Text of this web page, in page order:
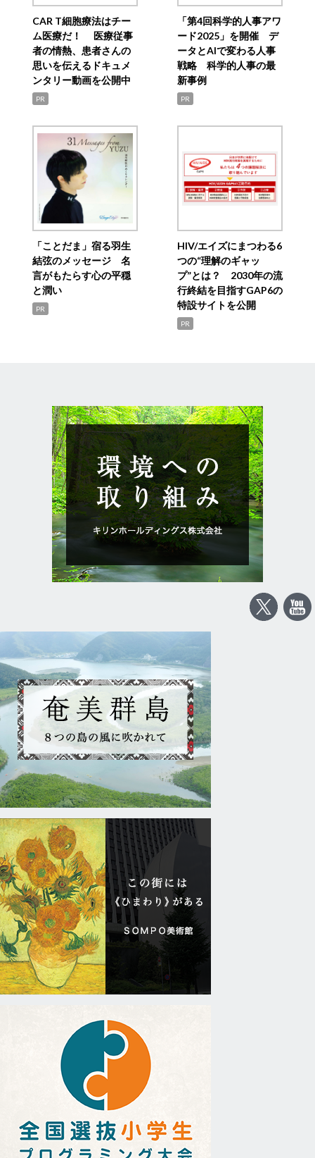
CAR T細胞療法はチー
ム医療だ！ 医療従事
者の情熱、患者さんの
思いを伝えるドキュメ
ンタリー動画を公開中
PR
「第4回科学的人事アワ
ード2025」を開催 デ
ータとAIで変わる人事
戦略 科学的人事の最
新事例
PR
「ことだま」宿る羽生
結弦のメッセージ 名
言がもたらす心の平穏
と潤い
PR
HIV/エイズにまつわる6
つの“理解のギャッ
プ”とは？ 2030年の流
行終結を目指すGAP6の
特設サイトを公開
PR